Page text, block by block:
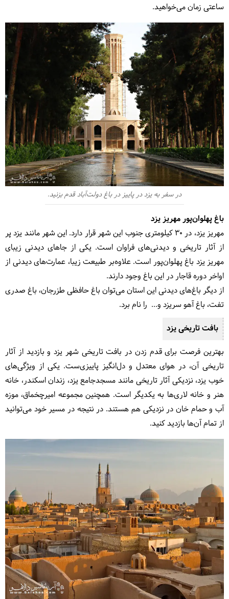
ساعتی زمان می‌خواهید.
در سفر به یزد در پاییز در باغ دولت‌آباد قدم بزنید.
باغ پهلوان‌پور مهریز یزد
مهریز یزد، در 30 کیلومتری جنوب این شهر قرار دارد. این شهر مانند یزد پر
از آثار تاریخی و دیدنی‌های فراوان است. یکی از جاهای دیدنی زیبای
مهریز یزد باغ پهلوان‌پور است. علاوه‌بر طبیعت زیبا، عمارت‌های دیدنی از
اواخر دوره قاجار در این باغ وجود دارند.
از دیگر باغ‌های دیدنی این استان می‌توان باغ حافظی طزرجان، باغ صدری
تفت، باغ آهو سریزد و... را نام برد.
بافت تاریخی یزد
بهترین فرصت برای قدم زدن در بافت تاریخی شهر یزد و بازدید از آثار
تاریخی آن، در هوای معتدل و دل‌انگیز پاییزی‌ست. یکی از ویژگی‌های
خوب یزد، نزدیکی آثار تاریخی مانند مسجدجامع یزد، زندان اسکندر، خانه
هنر و خانه لاری‌ها به یکدیگر است. همچنین مجموعه امیرچخماق، موزه
آب و حمام خان در نزدیکی هم هستند. در نتیجه در مسیر خود می‌توانید
از تمام آن‌ها بازدید کنید.